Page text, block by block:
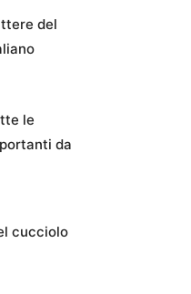
del
le
da
cucciolo